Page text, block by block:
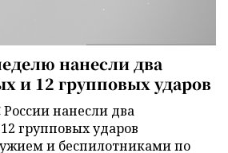
нанесли два
и 12 групповых ударов
России нанесли два
групповых ударов
и беспилотниками по